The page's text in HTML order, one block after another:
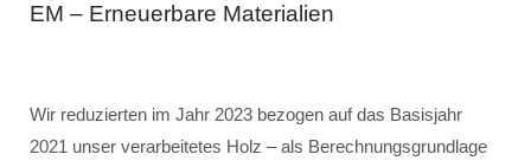
EM – Erneuerbare Materialien
Wir reduzierten im Jahr 2023 bezogen auf das Basisjahr
2021 unser verarbeitetes Holz – als Berechnungsgrundlage